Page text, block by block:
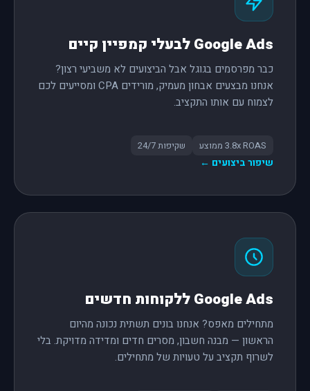
Google Ads לבעלי קמפיין קיים
כבר מפרסמים בגוגל אבל הביצועים לא משביעי רצון?
אנחנו מבצעים אבחון מעמיק, מורידים CPA ומסייעים לכם
לצמוח עם אותו התקציב.
3.8x ROAS ממוצע שקיפות 24/7
שיפור ביצועים ←
Google Ads ללקוחות חדשים
מתחילים מאפס? אנחנו בונים תשתית נכונה מהיום
הראשון — מבנה חשבון, מסרים חדים ומדידה מדויקת. בלי
לשרוף תקציב על טעויות של מתחילים.